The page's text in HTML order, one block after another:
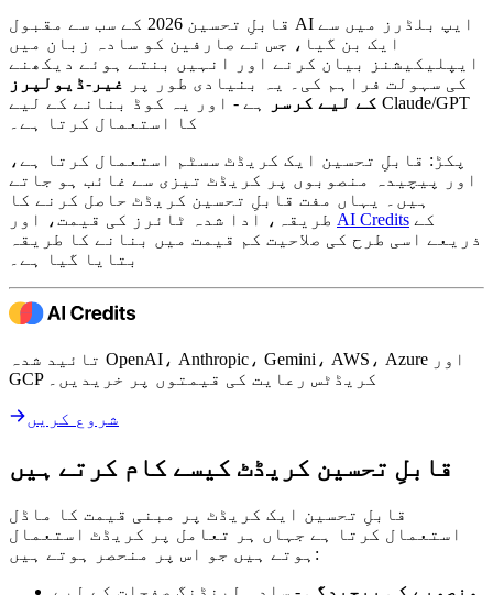
قابلِ تحسین 2026 کے سب سے مقبول AI ایپ بلڈرز میں سے
ایک بن گیا، جس نے صارفین کو سادہ زبان میں
ایپلیکیشنز بیان کرنے اور انہیں بنتے ہوئے دیکھنے
کی سہولت فراہم کی۔ یہ بنیادی طور پر
غیر-ڈیولپرز
کے لیے کرسر
ہے - اور یہ کوڈ بنانے کے لیے Claude/GPT
کا استعمال کرتا ہے۔
پکڑ: قابلِ تحسین ایک کریڈٹ سسٹم استعمال کرتا ہے،
اور پیچیدہ منصوبوں پر کریڈٹ تیزی سے غائب ہو جاتے
ہیں۔ یہاں مفت قابلِ تحسین کریڈٹ حاصل کرنے کا
AI Credits
ذریعے اسی طرح کی صلاحیت کم قیمت میں بنانے کا طریقہ
بتایا گیا ہے۔
تائید شدہ OpenAI، Anthropic، Gemini، AWS، Azure اور
GCP کریڈٹس رعایت کی قیمتوں پر خریدیں۔
شروع کریں
قابلِ تحسین کریڈٹ کیسے کام کرتے ہیں
قابلِ تحسین ایک کریڈٹ پر مبنی قیمت کا ماڈل
استعمال کرتا ہے جہاں ہر تعامل پر کریڈٹ استعمال
ہوتے ہیں جو اس پر منحصر ہوتے ہیں:
منصوبے کی پیچیدگی - سادہ لینڈنگ صفحات کے لیے